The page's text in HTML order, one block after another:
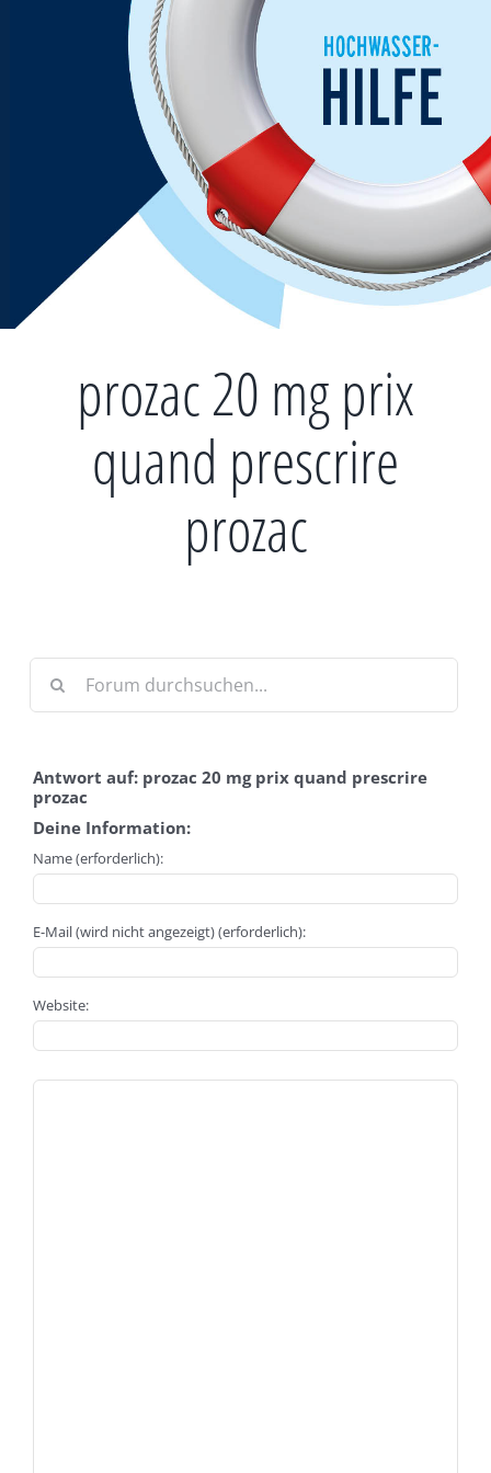
prozac 20 mg prix
quand prescrire
prozac
Antwort auf: prozac 20 mg prix quand prescrire
prozac
Deine Information:
Name (erforderlich):
E-Mail (wird nicht angezeigt) (erforderlich):
Website: